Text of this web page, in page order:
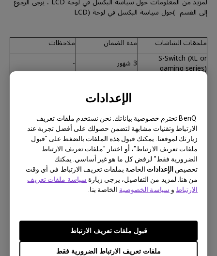
الإعدادات
BenQ تحترم خصوصية بياناتك. نحن نستخدم ملفات تعريف
الارتباط وتقنيات مشابهة لتضمن حصولك على أفضل تجربة عند
زيارتك لموقعنا. يمكنك قبول هذه الملفات بالضغط على "قبول
ملفات تعريف الارتباط"، أو اختيار "ملفات تعريف الارتباط
الضرورية فقط" لرفض كل ما هو غير أساسي. يمكنك
تخصيص الإعدادات الخاصة بملفات تعريف الارتباط في أي وقت
من هنا. لمزيد من التفاصيل، يرجى زيارة سياسة ملفات تعريف
الارتباط و سياسة الخصوصية الخاصة بنا.
ملفات تعريف الارتباط الضرورية فقط
قبول ملفات تعريف الارتباط
إلى القسم )حول سياسة البكسل في لوحة (LCD
ملحقات الشاشات مدة الضمان
ملاحظات
S-Switch (XL or
gaming series) 3 شهور
-
الملحقات الأخرى والقطع الإستهلاكية
القطع الإستهلاكية بما في ذلك كابلات الإشارة، كابل الطاقة، كابل،
كاUSB أو أي عنصر لم يرد ذكره على وجه التحديد في هذا المستند لا
حول سياسة البكسل في لوحة LCD